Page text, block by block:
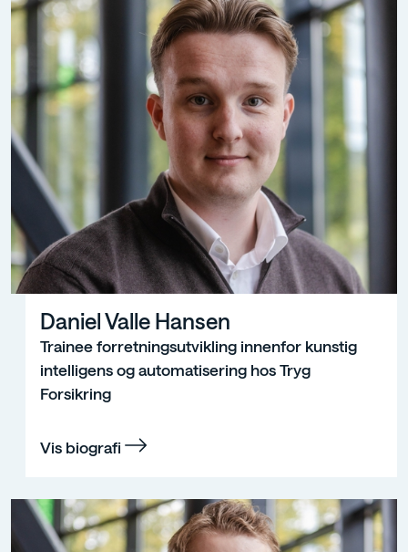
Daniel Valle Hansen
Trainee forretningsutvikling innenfor kunstig
intelligens og automatisering hos Tryg
Forsikring
Vis biografi